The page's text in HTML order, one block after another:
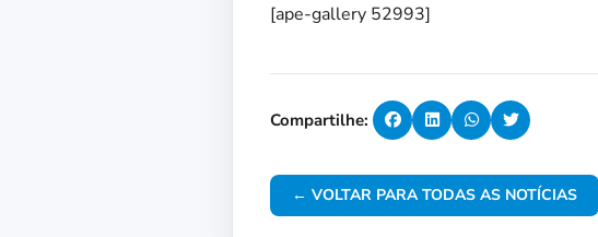
[ape-gallery 52993]
Compartilhe:
← VOLTAR PARA TODAS AS NOTÍCIAS